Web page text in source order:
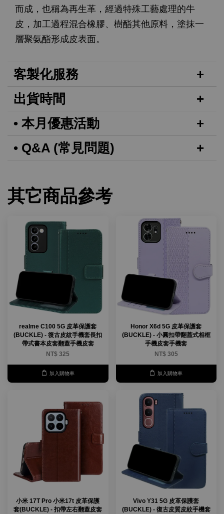
而成，也稱為再生革，經過特殊工藝處理的牛
皮，加工過程混合橡膠、樹酯其他原料，塗抹一
層聚氨酯形成皮表面。
客製化服務
出貨時間
• 本月優惠活動
• Q&A (常見問題)
其它商品參考
realme C100 5G 皮革保護套
(BUCKLE) - 復古皮紋手機套長扣
帶式書本皮套翻蓋手機皮套
NT$ 325
加入購物車
Honor X6d 5G 皮革保護套
(BUCKLE) - 小圓扣帶翻蓋式相框
手機皮套手機套
NT$ 305
加入購物車
小米 17T Pro 小米17t 皮革保護
套(BUCKLE) - 扣帶左右翻蓋皮套
Vivo Y31 5G 皮革保護套
(BUCKLE) - 復古皮質皮紋手機套